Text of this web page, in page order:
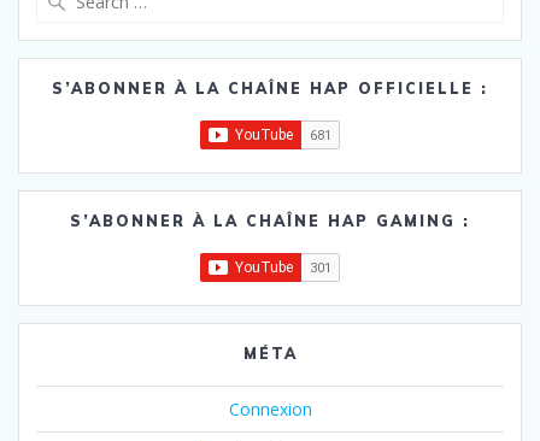
S’ABONNER À LA CHAÎNE HAP OFFICIELLE :
S’ABONNER À LA CHAÎNE HAP GAMING :
MÉTA
Connexion